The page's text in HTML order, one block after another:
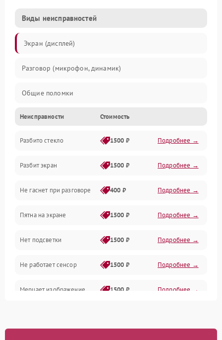
Виды неисправностей
Экран (дисплей)
Разговор (микрофон, динамик)
Общие поломки
Проблемы связи
Камеры
Проблемы с дисплеем и сенсором
Зарядка
Проблемы с питанием, зарядкой и аккумулятором
Проблемы с работой системы, корпусом и другие
Неисправности Стоимость
Разбито стекло 1500 ₽ Подробнее →
Разбит экран 1500 ₽ Подробнее →
Не гаснет при разговоре 400 ₽ Подробнее →
Пятна на экране 1500 ₽ Подробнее →
Нет подсветки 1500 ₽ Подробнее →
Не работает сенсор 1500 ₽ Подробнее →
Мерцает изображение 1500 ₽ Подробнее →